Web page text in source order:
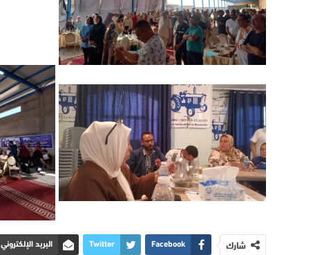
شارك Facebook
Twitter البريد الإلكتروني